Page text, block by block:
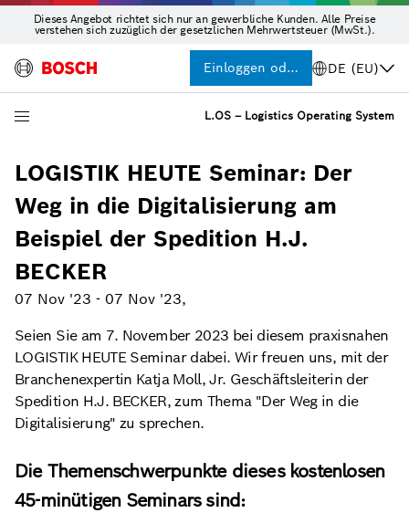
Dieses Angebot richtet sich nur an gewerbliche Kunden. Alle Preise
verstehen sich zuzüglich der gesetzlichen Mehrwertsteuer (MwSt.).
Einloggen oder Registrieren
DE (EU)
L.OS – Logistics Operating System
LOGISTIK HEUTE Seminar: Der
Weg in die Digitalisierung am
Beispiel der Spedition H.J.
BECKER
07 Nov '23 - 07 Nov '23,
Seien Sie am 7. November 2023 bei diesem praxisnahen
LOGISTIK HEUTE Seminar dabei. Wir freuen uns, mit der
Branchenexpertin Katja Moll, Jr. Geschäftsleiterin der
Spedition H.J. BECKER, zum Thema "Der Weg in die
Digitalisierung" zu sprechen.
Die Themenschwerpunkte dieses kostenlosen
45-minütigen Seminars sind: